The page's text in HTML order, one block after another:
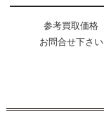
参考買取価格
お問合せ下さい